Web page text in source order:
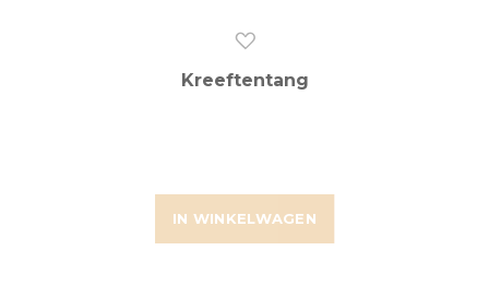
IN WINKELWAGEN
Kreeftentang